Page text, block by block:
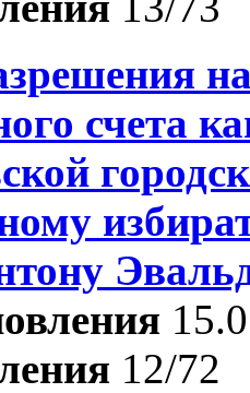
счета
12/72